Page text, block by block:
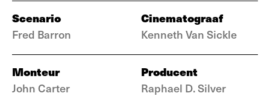
Scenario
Fred Barron
Cinematograaf
Kenneth Van Sickle
Monteur
John Carter
Producent
Raphael D. Silver